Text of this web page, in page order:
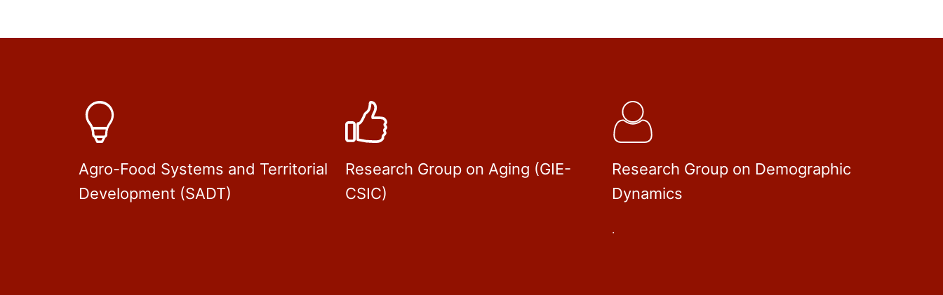
Agro-Food Systems and Territorial
Development (SADT)
Research Group on Aging (GIE-
CSIC)
Research Group on Demographic
Dynamics
.